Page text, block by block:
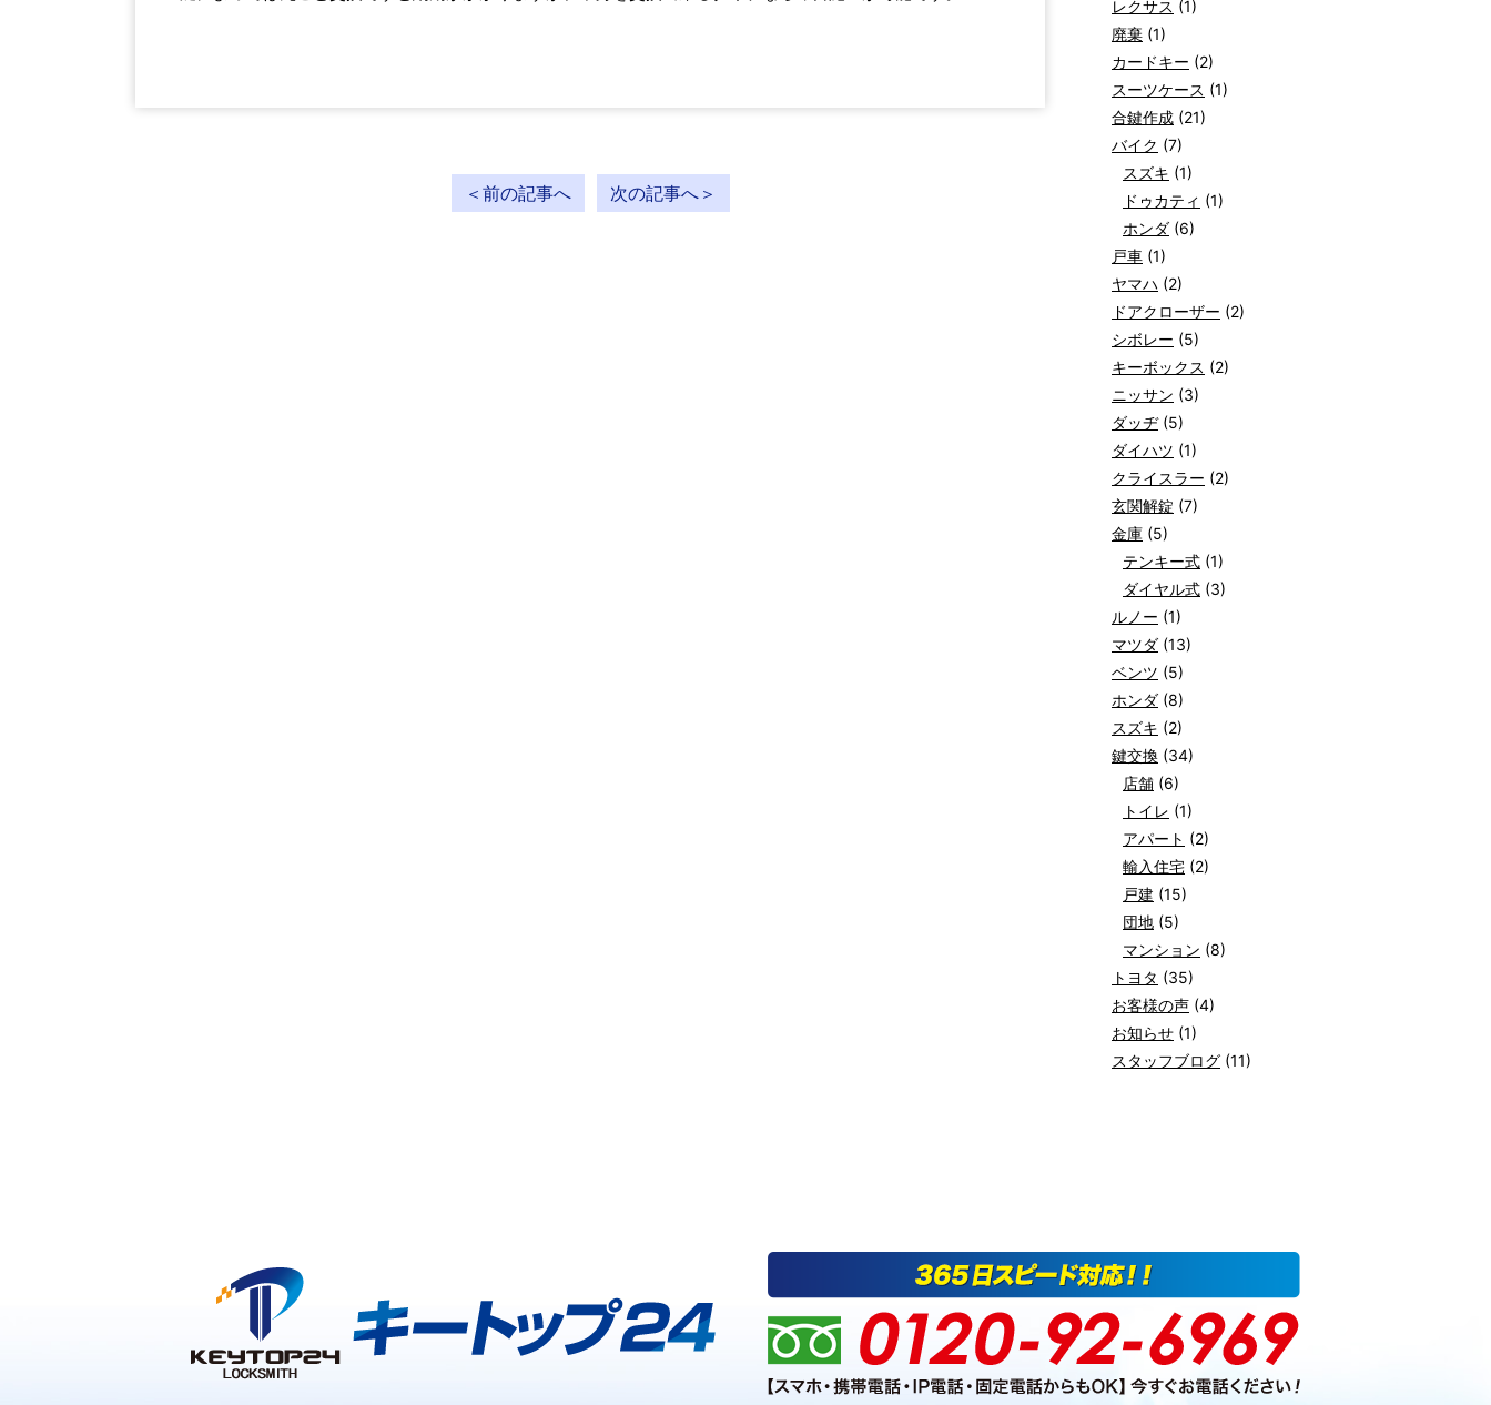
＜前の記事へ 次の記事へ＞
レクサス (1)
廃棄 (1)
カードキー (2)
スーツケース (1)
合鍵作成 (21)
バイク (7)
スズキ (1)
ドゥカティ (1)
ホンダ (6)
戸車 (1)
ヤマハ (2)
ドアクローザー (2)
シボレー (5)
キーボックス (2)
ニッサン (3)
ダッヂ(5)
ダイハツ (1)
クライスラー (2)
玄関解錠 (7)
金庫 (5)
テンキー式 (1)
ダイヤル式 (3)
ルノー (1)
マツダ (13)
ベンツ (5)
ホンダ (8)
スズキ (2)
鍵交換 (34)
店舗 (6)
トイレ (1)
アパート (2)
輸入住宅 (2)
戸建 (15)
団地 (5)
マンション (8)
トヨタ (35)
お客様の声 (4)
お知らせ (1)
スタッフブログ (11)